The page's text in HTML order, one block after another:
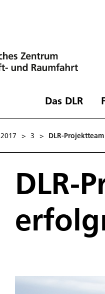
Das DLR
2017 > 3 > DLR-
DLR-